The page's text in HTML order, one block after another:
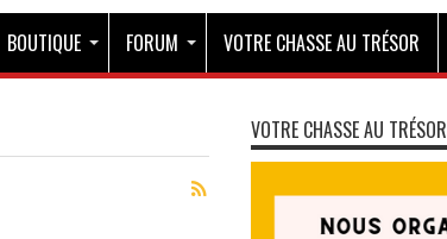
BOUTIQUE FORUM VOTRE CHASSE AU TRÉSOR
VOTRE CHASSE AU TRÉSOR